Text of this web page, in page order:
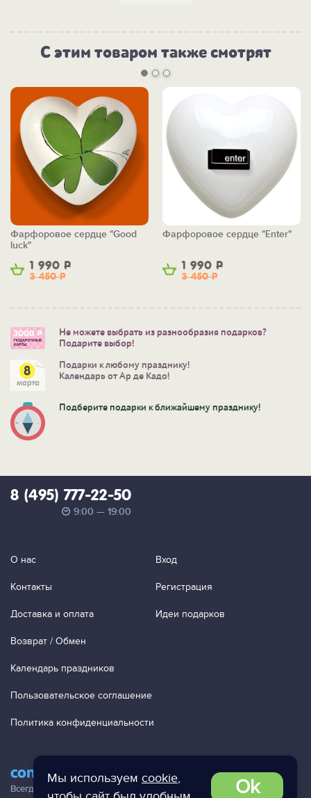
Мы используем cookie,
Ok
С этим товаром также смотрят
1 990 Р
3 450Р
Фарфоровое сердце "Good
luck"
1 990 Р
3 450Р
Фарфоровое сердце "Enter"
Не можете выбрать из разнообразия подарков?
Подарите выбор!
Подарки к любому празднику!
Календарь от Ар де Кадо!
Подберите подарки к ближайшему празднику!
contact@ac-studio.ru
Всегда отвечаем на ваши письма!
8 (495) 777-22-50
9:00 — 19:00
О нас
Контакты
Доставка и оплата
Возврат / Обмен
Календарь праздников
Пользовательское соглашение
Политика конфиденциальности
Вход
Регистрация
Идеи подарков